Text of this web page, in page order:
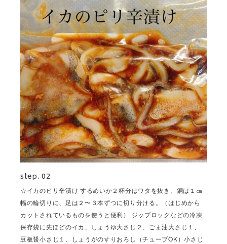
step. 02
☆イカのピリ辛漬け するめいか２杯分はワタを抜き、銅は１㎝
幅の輪切りに、足は２〜３本ずつに切り分ける。（はじめから
カットされているものを使うと便利） ジップロックなどの冷凍
保存袋に先ほどのイカ、しょうゆ大さじ２、ごま油大さじ１、
豆板醤小さじ１、しょうがのすりおろし（チューブOK）小さじ